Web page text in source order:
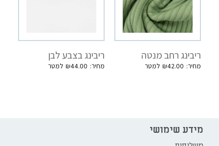
ריבינג רחב מנטה
₪42.00
ריבינג בצבע לבן
₪44.00
מידע שימושי